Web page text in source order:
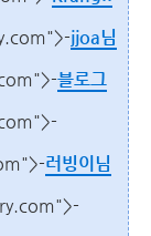
jjoa님
블로그
러빙이님